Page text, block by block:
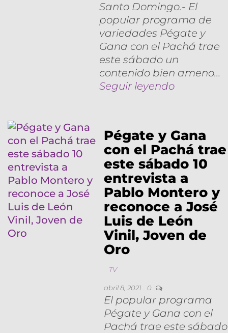
Santo Domingo.- El
popular programa de
variedades Pégate y
Gana con el Pachá trae
este sábado un
contenido bien ameno…
Seguir leyendo
Pégate y Gana
con el Pachá trae
este sábado 10
entrevista a
Pablo Montero y
reconoce a José
Luis de León
Vinil, Joven de
Oro
TV
abril 8, 2021 0
El popular programa
Pégate y Gana con el
Pachá trae este sábado